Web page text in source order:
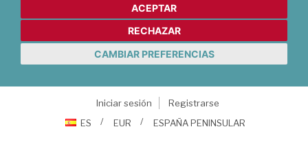
ACEPTAR
RECHAZAR
CAMBIAR PREFERENCIAS
Iniciar sesión
Registrarse
ES
EUR ESPAÑA PENINSULAR